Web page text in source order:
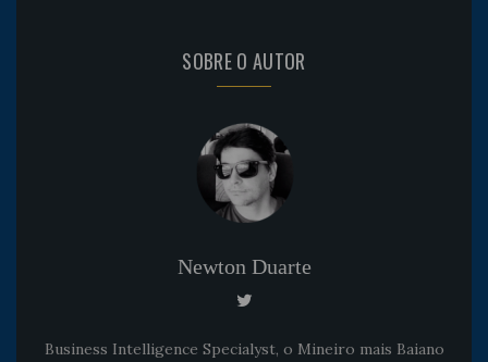
SOBRE O AUTOR
Newton Duarte
Business Intelligence Specialyst, o Mineiro mais Baiano